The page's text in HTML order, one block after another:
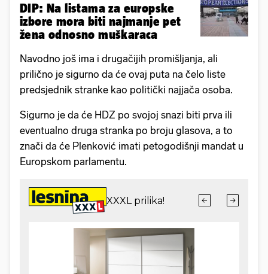
DIP: Na listama za europske
izbore mora biti najmanje pet
žena odnosno muškaraca
Navodno još ima i drugačijih promišljanja, ali
prilično je sigurno da će ovaj puta na čelo liste
predsjednik stranke kao politički najjača osoba.
Sigurno je da će HDZ po svojoj snazi biti prva ili
eventualno druga stranka po broju glasova, a to
znači da će Plenković imati petogodišnji mandat u
Europskom parlamentu.